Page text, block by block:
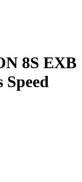
8S EXB
Speed